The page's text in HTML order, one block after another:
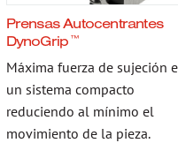
Prensas Autocentrantes
DynoGrip ™
Máxima fuerza de sujeción
un sistema compacto
reduciendo al mínimo el
movimiento de la pieza.